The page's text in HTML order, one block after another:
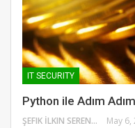
IT SECURITY
Python ile Adım
ŞEFIK İLKIN SERENGIL May 6,